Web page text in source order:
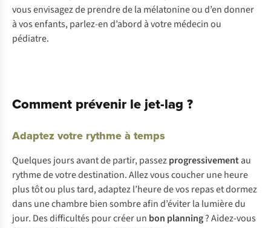
vous envisagez de prendre de la mélatonine ou d’en donner
à vos enfants, parlez-en d’abord à votre médecin ou
pédiatre.
Comment prévenir le jet-lag ?
Adaptez votre rythme à temps
Quelques jours avant de partir, passezprogressivementau
rythme de votre destination. Allez vous coucher une heure
plus tôt ou plus tard, adaptez l’heure de vos repas et dormez
dans une chambre bien sombre afin d’éviter la lumière du
jour. Des difficultés pour créer un bon planning? Aidez-vous